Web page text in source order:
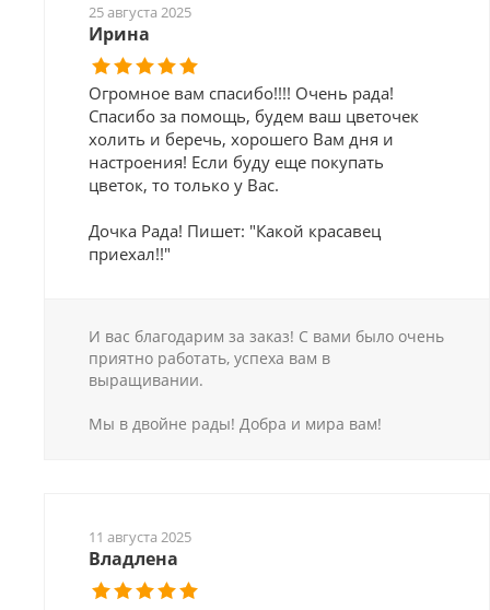
25 августа 2025
Ирина
Огромное вам спасибо!!!! Очень рада!
Спасибо за помощь, будем ваш цветочек
холить и беречь, хорошего Вам дня и
настроения! Если буду еще покупать
цветок, то только у Вас.
Дочка Рада! Пишет: "Какой красавец
приехал!!"
И вас благодарим за заказ! С вами было очень
приятно работать, успеха вам в
выращивании.
Мы в двойне рады! Добра и мира вам!
11 августа 2025
Владлена